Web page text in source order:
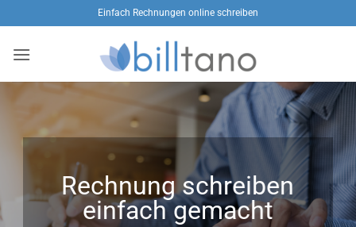
Inhalt
springen
Einfach Rechnungen online schreiben
Rechnung schreiben
einfach gemacht